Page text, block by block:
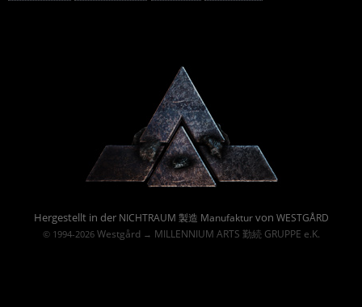
Hergestellt in der NICHTRAUM 製造 Manufakturvon WESTGÅRD
© 1994-2026 Westgård→ MILLENNIUM ARTS 勤続 GRUPPE e.K.
Powered By :